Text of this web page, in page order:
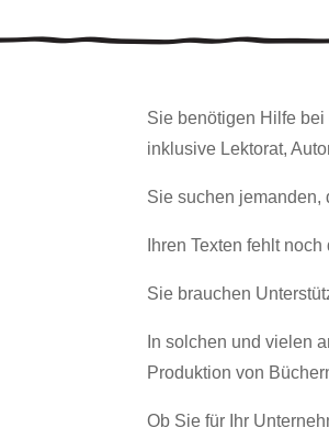
Sie benötigen Hilfe
inklusive Lektorat,
Sie suchen jemanden,
Ihren Texten fehlt
Sie brauchen
In solchen und vielen
Produktion von
Ob Sie für Ihr